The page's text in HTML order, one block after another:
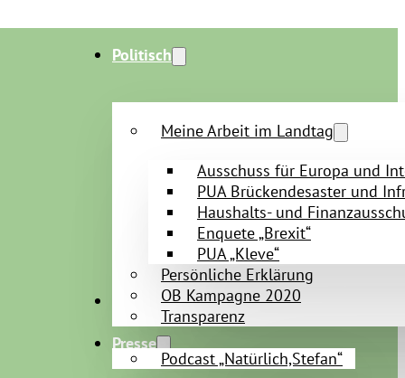
Politisch
Meine Arbeit im Landtag
Ausschuss für Europa und
PUA Brückendesaster und
Haushalts- und
Enquete „Brexit“
PUA „Kleve“
Persönliche Erklärung
OB Kampagne 2020
Transparenz
Persönlich
Podcast „Natürlich,Stefan“
Presse